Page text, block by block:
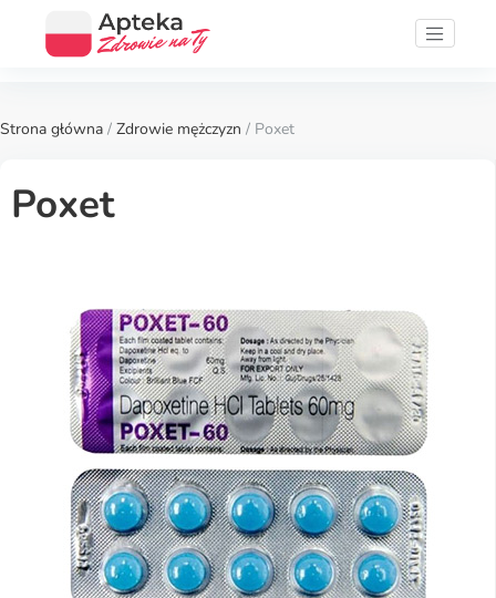
Strona główna / Zdrowie mężczyzn / Poxet
Poxet